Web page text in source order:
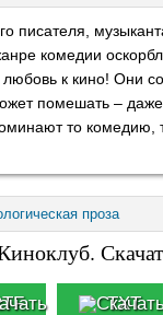
писателя,
комедии
к кино! Они
помешать –
то комедию,
проза
TXT